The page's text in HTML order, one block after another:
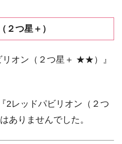
２つ星＋）
リオン（２つ星＋ ★★）』
2レッドパビリオン（２つ
りませんでした。